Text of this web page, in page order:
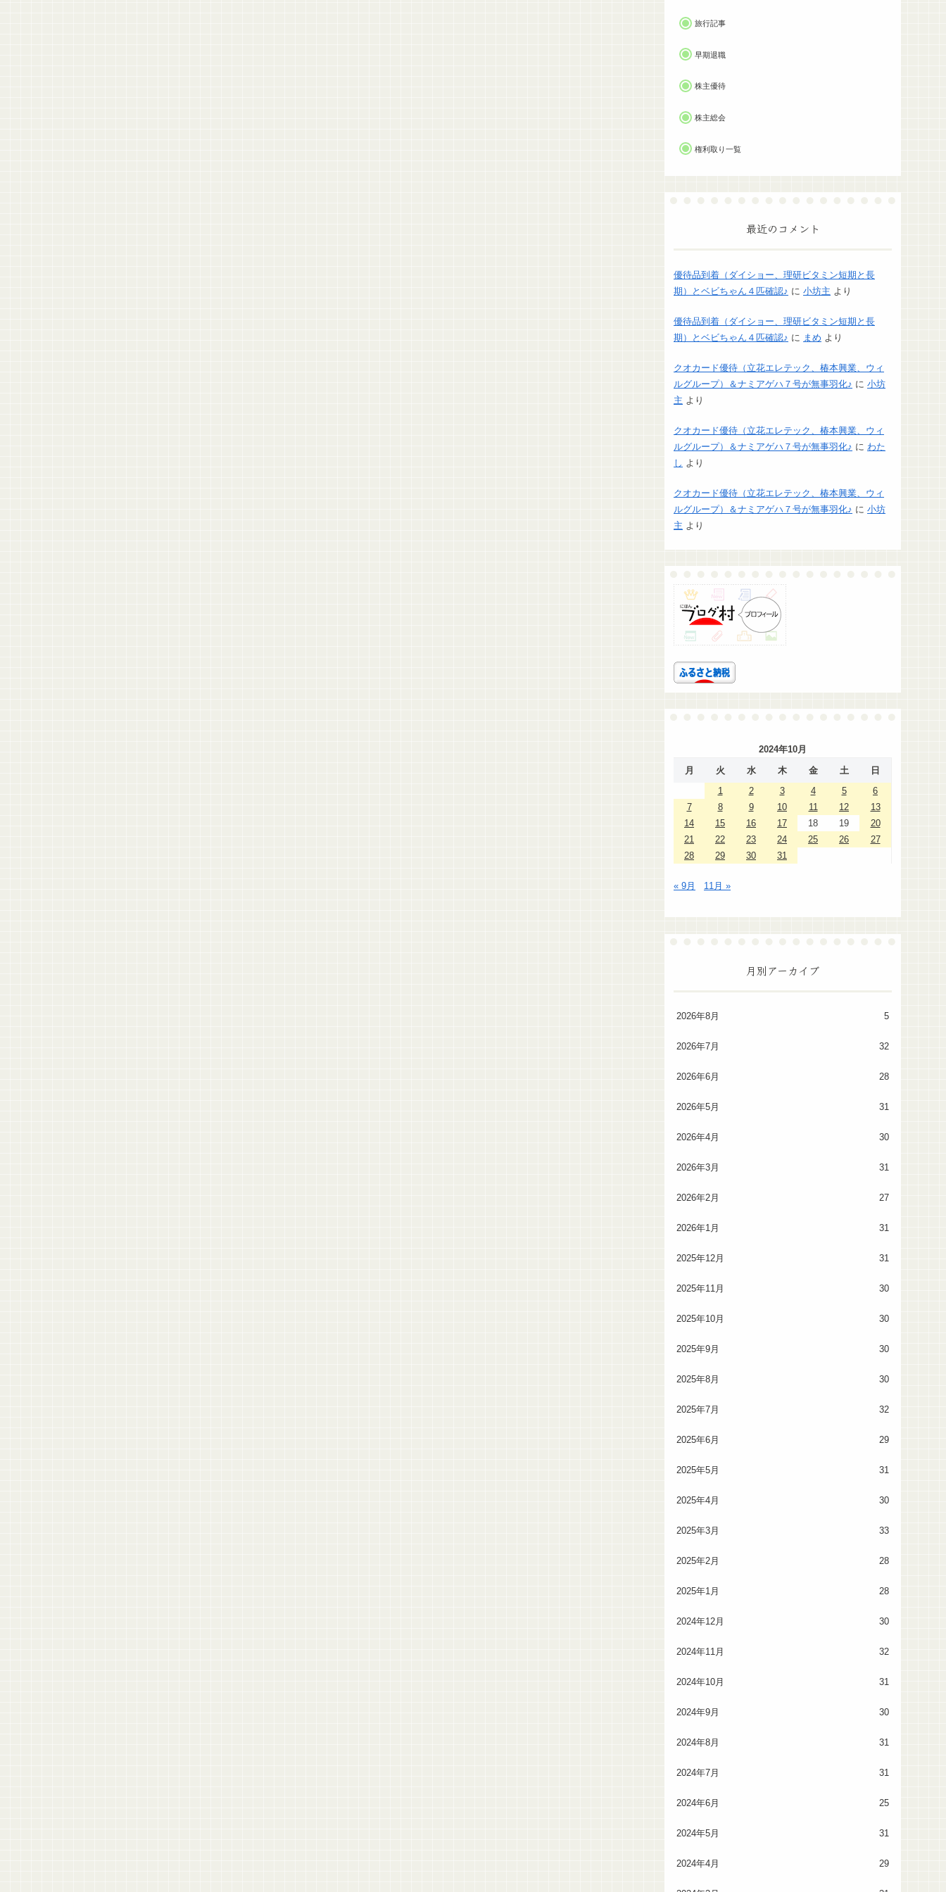
旅行記事
早期退職
株主優待
株主総会
権利取り一覧
最近のコメント
優待品到着（ダイショー、理研ビタミン短期と長
期）とベビちゃん４匹確認♪ に 小坊主 より
優待品到着（ダイショー、理研ビタミン短期と長
期）とベビちゃん４匹確認♪ に まめ より
クオカード優待（立花エレテック、椿本興業、ウィ
ルグループ）＆ナミアゲハ７号が無事羽化♪ に 小坊
主 より
クオカード優待（立花エレテック、椿本興業、ウィ
ルグループ）＆ナミアゲハ７号が無事羽化♪ に わた
し より
クオカード優待（立花エレテック、椿本興業、ウィ
ルグループ）＆ナミアゲハ７号が無事羽化♪ に 小坊
主 より
2024年10月
月
火 水 木 金 土
日
1
2 3 4 5
6
7
8 9 10 11 12
13
14
15 16 17 18 19
20
21
22 23 24 25 26
27
28
29 30 31
« 9月 11月 »
月別アーカイブ
2026年8月 5
2026年7月 32
2026年6月 28
2026年5月 31
2026年4月 30
2026年3月 31
2026年2月 27
2026年1月 31
2025年12月 31
2025年11月 30
2025年10月 30
2025年9月 30
2025年8月 30
2025年7月 32
2025年6月 29
2025年5月 31
2025年4月 30
2025年3月 33
2025年2月 28
2025年1月 28
2024年12月 30
2024年11月 32
2024年10月 31
2024年9月 30
2024年8月 31
2024年7月 31
2024年6月 25
2024年5月 31
2024年4月 29